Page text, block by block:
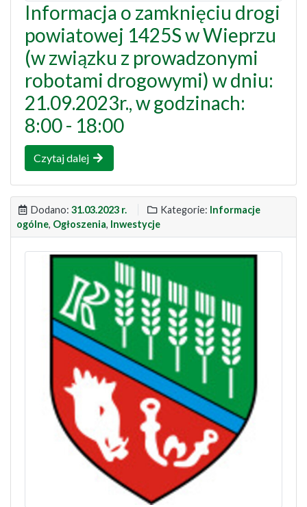
Informacja o zamknięciu drogi
powiatowej 1425S w Wieprzu
(w związku z prowadzonymi
robotami drogowymi) w dniu:
21.09.2023r., w godzinach:
8:00 - 18:00
Czytaj dalej
Dodano: 31.03.2023 r. Kategorie: Informacje
ogólne, Ogłoszenia, Inwestycje